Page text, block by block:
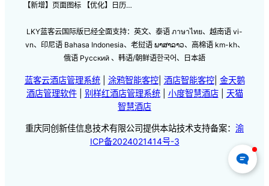
【新增】页面图标 【优化】日历…
LKY蓝客云国际版已经全面支持：英文、泰语 ภาษาไทย、越南语 vi-
vn、印尼语 Bahasa Indonesia、老挝语 ພາສາລາວ、高棉语 km-kh、
俄语 Русский 、韩语/朝鲜语한국어、日本語
蓝客云酒店管理系统| 涂鸦智能客控| 酒店智能客控| 金天鹅
酒店管理软件| 别样红酒店管理系统| 小度智慧酒店| 天猫
智慧酒店
重庆同创新佳信息技术有限公司提供本站技术支持备案： 渝
ICP备2024021414号-3